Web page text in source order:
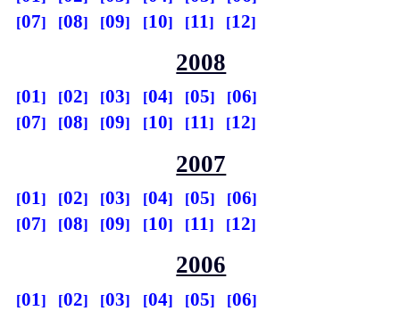
07
08 09 10 11 12
2008
01 02 03 04 05
06
07
08 09 10 11 12
2007
01 02 03 04 05
06
07
08 09 10 11 12
2006
01 02 03 04 05
06